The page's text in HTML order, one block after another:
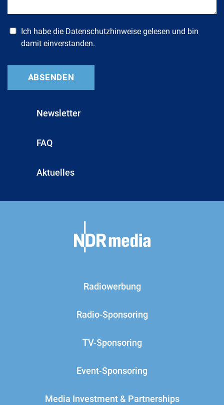
Ich habe die Datenschutzhinweise gelesen und bin
damit einverstanden.
Newsletter
FAQ
Aktuelles
Radiowerbung
Radio-Sponsoring
TV-Sponsoring
Event-Sponsoring
Media Investment & Partnerships